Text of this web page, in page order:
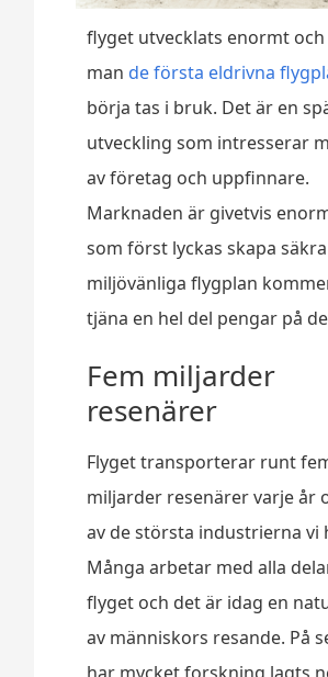
flyget utvecklats enormt
man de första eldrivna
börja tas i bruk. Det är en
utveckling som intresserar
av företag och uppfinnare.
Marknaden är givetvis
som först lyckas skapa
miljövänliga flygplan
tjäna en hel del pengar på
Fem miljarder
resenärer
Flyget transporterar runt
miljarder resenärer varje år
av de största industrierna vi
Många arbetar med alla
flyget och det är idag en
av människors resande. På